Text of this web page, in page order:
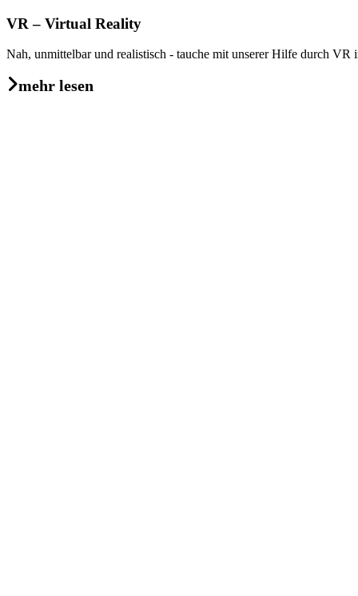
VR – Virtual Reality
Nah, unmittelbar und realistisch - tauche mit unserer Hilfe durch
mehr lesen